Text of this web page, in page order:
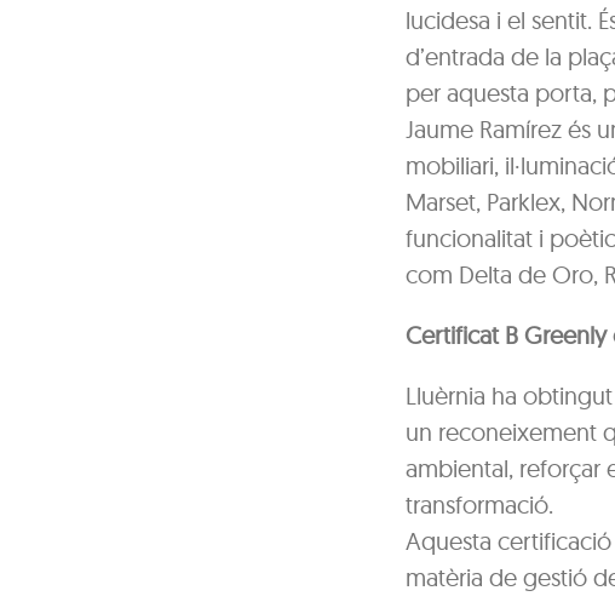
lucidesa i el sentit.
d’entrada de la
per aquesta porta,
Jaume Ramírez és
mobiliari,
Marset, Parklex,
funcionalitat i
com Delta de Oro,
Certificat B
Lluèrnia ha
un reconeixement
ambiental, reforçar
transformació.
Aquesta
matèria de gestió